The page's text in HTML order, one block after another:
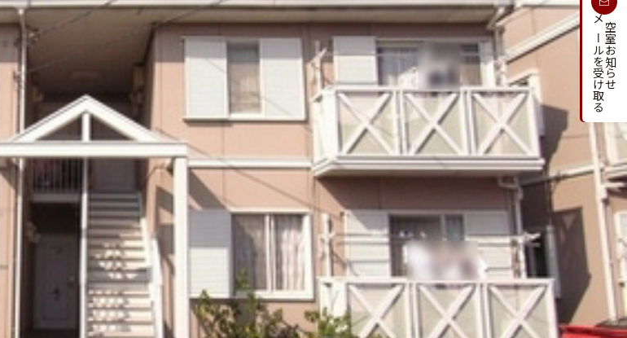
市区郡・路線・駅から探す
通勤・通学時間から探す
地図から探す
人気のカテゴリから探す
シャーメゾンショップを探す
らくらく内見
シャーメゾンライフサポート
自立型サービス付き・シニア向け
新着メールを
受け取る空室お知らせ
メールを受け取る